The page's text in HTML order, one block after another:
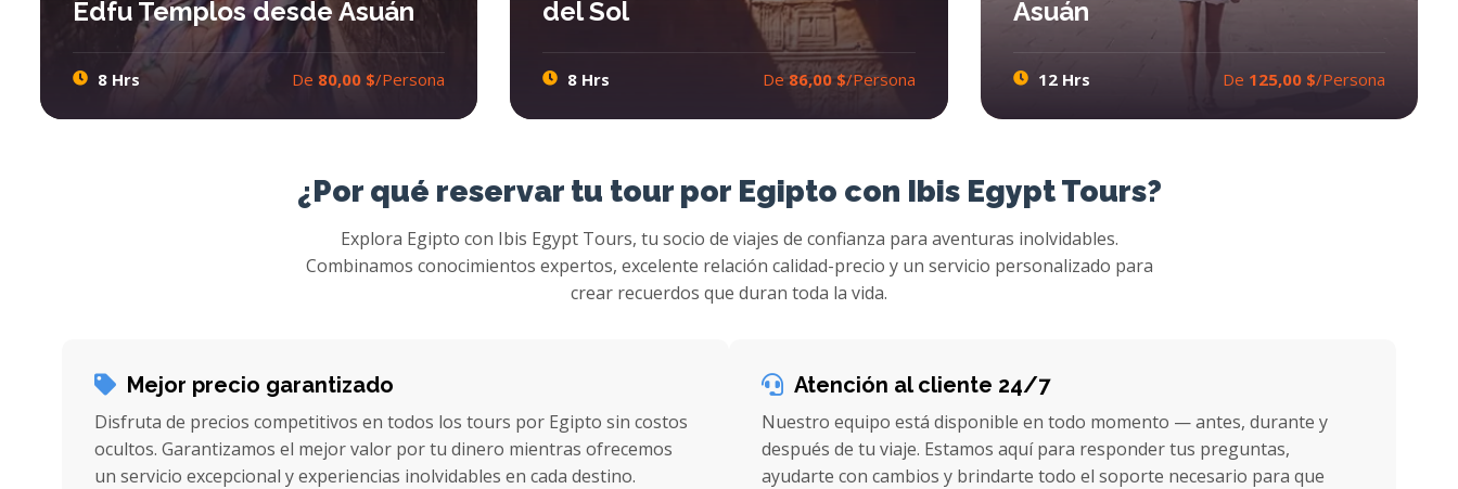
Edfu Templos desde Asuán
8 Hrs De 80,00 $/Persona
del Sol
8 Hrs De 86,00 $/Persona
Asuán
12 Hrs De 125,00 $/Persona
¿Por qué reservar tu tour por Egipto con Ibis Egypt Tours?
Explora Egipto con Ibis Egypt Tours, tu socio de viajes de confianza para aventuras inolvidables.
Combinamos conocimientos expertos, excelente relación calidad-precio y un servicio personalizado para
crear recuerdos que duran toda la vida.
Mejor precio garantizado
Disfruta de precios competitivos en todos los tours por Egipto sin costos
ocultos. Garantizamos el mejor valor por tu dinero mientras ofrecemos
un servicio excepcional y experiencias inolvidables en cada destino.
Atención al cliente 24/7
Nuestro equipo está disponible en todo momento — antes, durante y
después de tu viaje. Estamos aquí para responder tus preguntas,
ayudarte con cambios y brindarte todo el soporte necesario para que